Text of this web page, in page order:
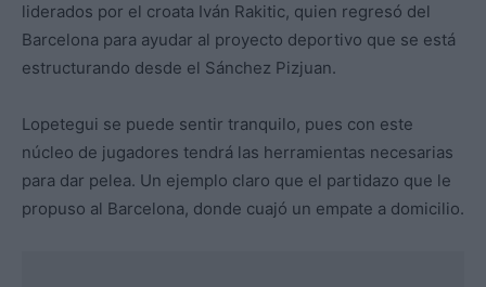
liderados por el croata Iván Rakitic, quien regresó del
Barcelona para ayudar al proyecto deportivo que se está
estructurando desde el Sánchez Pizjuan.
Lopetegui se puede sentir tranquilo, pues con este
núcleo de jugadores tendrá las herramientas necesarias
para dar pelea. Un ejemplo claro que el partidazo que le
propuso al Barcelona, donde cuajó un empate a domicilio.